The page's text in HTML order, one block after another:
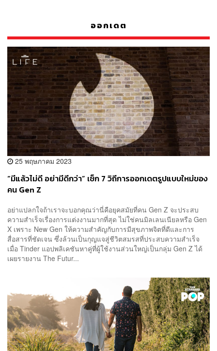
ออกเดต
25 พฤษภาคม 2023
“มีแล้วไม่ดี อย่ามีดีกว่า” เช็ก 7 วิถีการออกเดตรูปแบบใหม่ของ
คน Gen Z
อย่าแปลกใจถ้าเราจะบอกคุณว่านี่คือยุคสมัยที่คน Gen Z จะประสบ
ความสำเร็จเรื่องการแต่งงานมากที่สุด ไม่ใช่คนมิลเลนเนียลหรือ Gen
X เพราะ New Gen ให้ความสำคัญกับการมีสุขภาพจิตที่ดีและการ
สื่อสารที่ชัดเจน ซึ่งล้วนเป็นกุญแจสู่ชีวิตสมรสที่ประสบความสำเร็จ
เมื่อ Tinder แอปพลิเคชันหาคู่ที่ผู้ใช้งานส่วนใหญ่เป็นกลุ่ม Gen Z ได้
เผยรายงาน The Futur...